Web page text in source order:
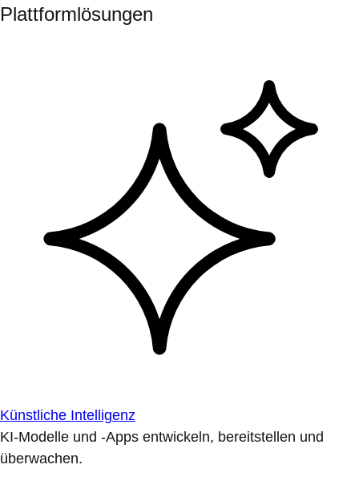
Plattformlösungen
Künstliche Intelligenz
KI-Modelle und -Apps entwickeln, bereitstellen und
überwachen.